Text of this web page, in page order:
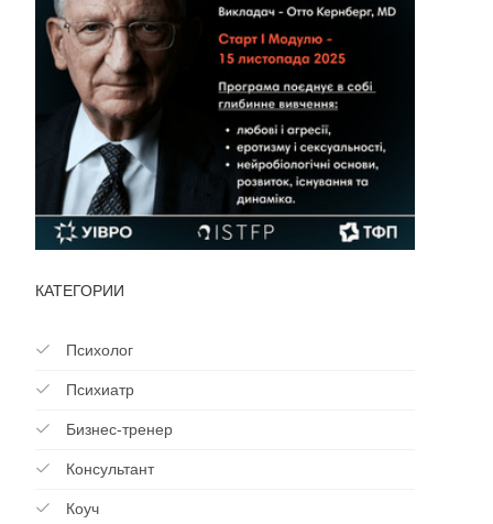
КАТЕГОРИИ
Психолог
Психиатр
Бизнес-тренер
Консультант
Коуч